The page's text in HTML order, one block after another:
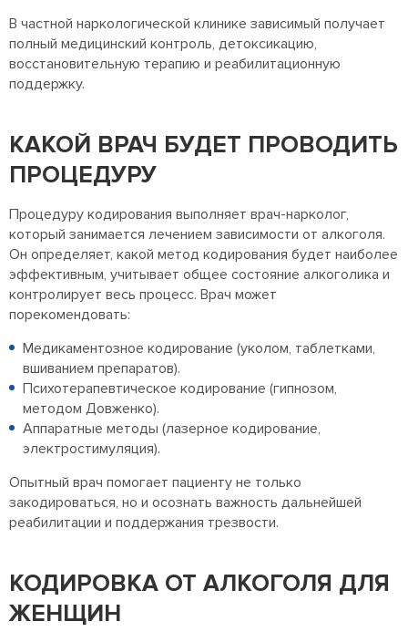
В частной наркологической клинике зависимый получает
полный медицинский контроль, детоксикацию,
восстановительную терапию и реабилитационную
поддержку.
КАКОЙ ВРАЧ БУДЕТ ПРОВОДИТЬ
ПРОЦЕДУРУ
Процедуру кодирования выполняет врач-нарколог,
который занимается лечением зависимости от алкоголя.
Он определяет, какой метод кодирования будет наиболее
эффективным, учитывает общее состояние алкоголика и
контролирует весь процесс. Врач может
порекомендовать:
Медикаментозное кодирование (уколом, таблетками,
вшиванием препаратов).
Психотерапевтическое кодирование (гипнозом,
методом Довженко).
Аппаратные методы (лазерное кодирование,
электростимуляция).
Опытный врач помогает пациенту не только
закодироваться, но и осознать важность дальнейшей
реабилитации и поддержания трезвости.
КОДИРОВКА ОТ АЛКОГОЛЯ ДЛЯ
ЖЕНЩИН